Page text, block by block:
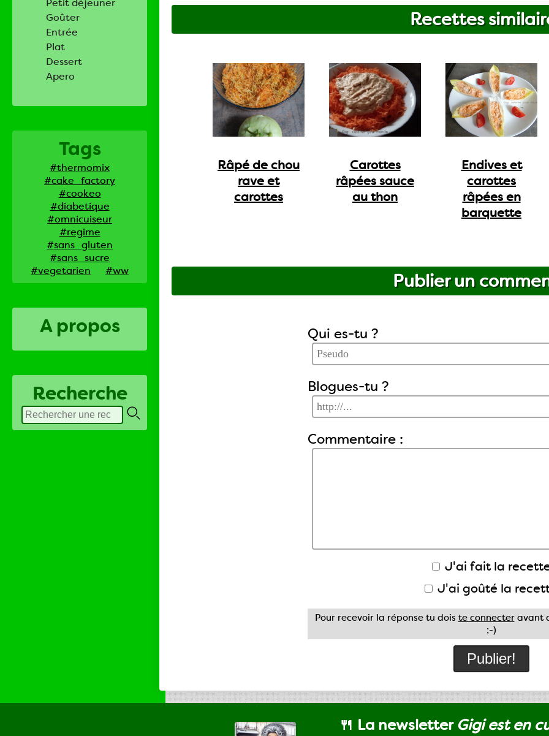
Petit déjeuner
Goûter
Entrée
Plat
Dessert
Apero
Tags
#thermomix
#cake_factory
#cookeo
#diabetique
#omnicuiseur
#regime
#sans_gluten
#sans_sucre
#vegetarien
#ww
A propos
Recherche
Recettes
Râpé de chou
rave et
carottes
Carottes
râpées sauce
au thon
Endives et
carottes
râpées en
barquette
Publier un
Qui es-tu ?
Blogues-tu ?
Commentaire :
J'ai fait la
J'ai goûté la
Pour recevoir la réponse tu dois te connecteravant
;-)
🍴 La newsletter Gigi est en